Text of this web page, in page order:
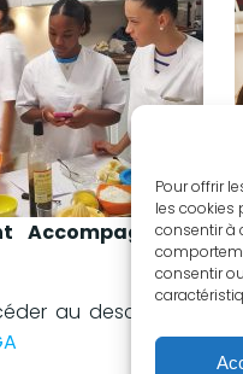
Pour offrir
les cookies
consentir à
consentir
Accompagnant du
au descriptif de la